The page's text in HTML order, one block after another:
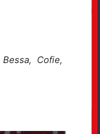
Cofie,